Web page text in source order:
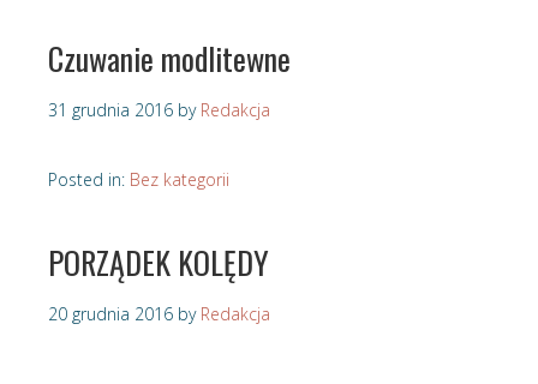
Czuwanie modlitewne
31 grudnia 2016 by Redakcja
Posted in: Bez kategorii
PORZĄDEK KOLĘDY
20 grudnia 2016 by Redakcja